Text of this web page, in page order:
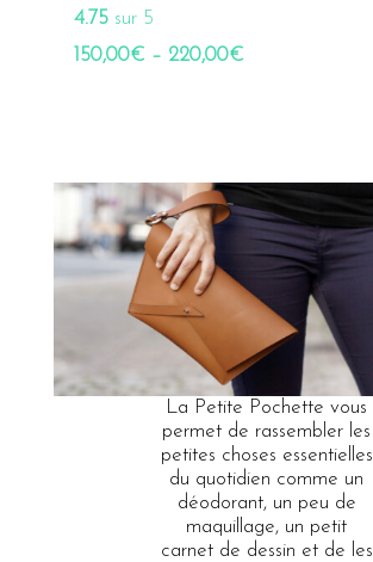
4.75sur 5
150,00€ – 220,00€
La Petite Pochette vous
permet de rassembler les
petites choses essentielles
du quotidien comme un
déodorant, un peu de
maquillage, un petit
carnet de dessin et de les